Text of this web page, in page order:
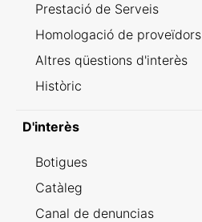
Prestació de Serveis
Homologació de proveïdors
Altres qüestions d'interès
Històric
D'interès
Botigues
Catàleg
Canal de denuncias